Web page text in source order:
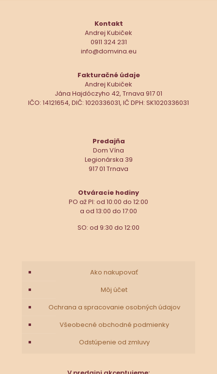
Kontakt
Andrej Kubiček
0911 324 231
info@domvina.eu
Fakturačné údaje
Andrej Kubiček
Jána Hajdóczyho 42, Trnava 917 01
IČO: 14121654, DIČ: 1020336031, IČ DPH: SK1020336031
Predajňa
Dom Vína
Legionárska 39
917 01 Trnava
Otváracie hodiny
PO až PI: od 10:00 do 12:00
a od 13:00 do 17:00
SO: od 9:30 do 12:00
Ako nakupovať
Môj účet
Ochrana a spracovanie osobných údajov
Všeobecné obchodné podmienky
Odstúpenie od zmluvy